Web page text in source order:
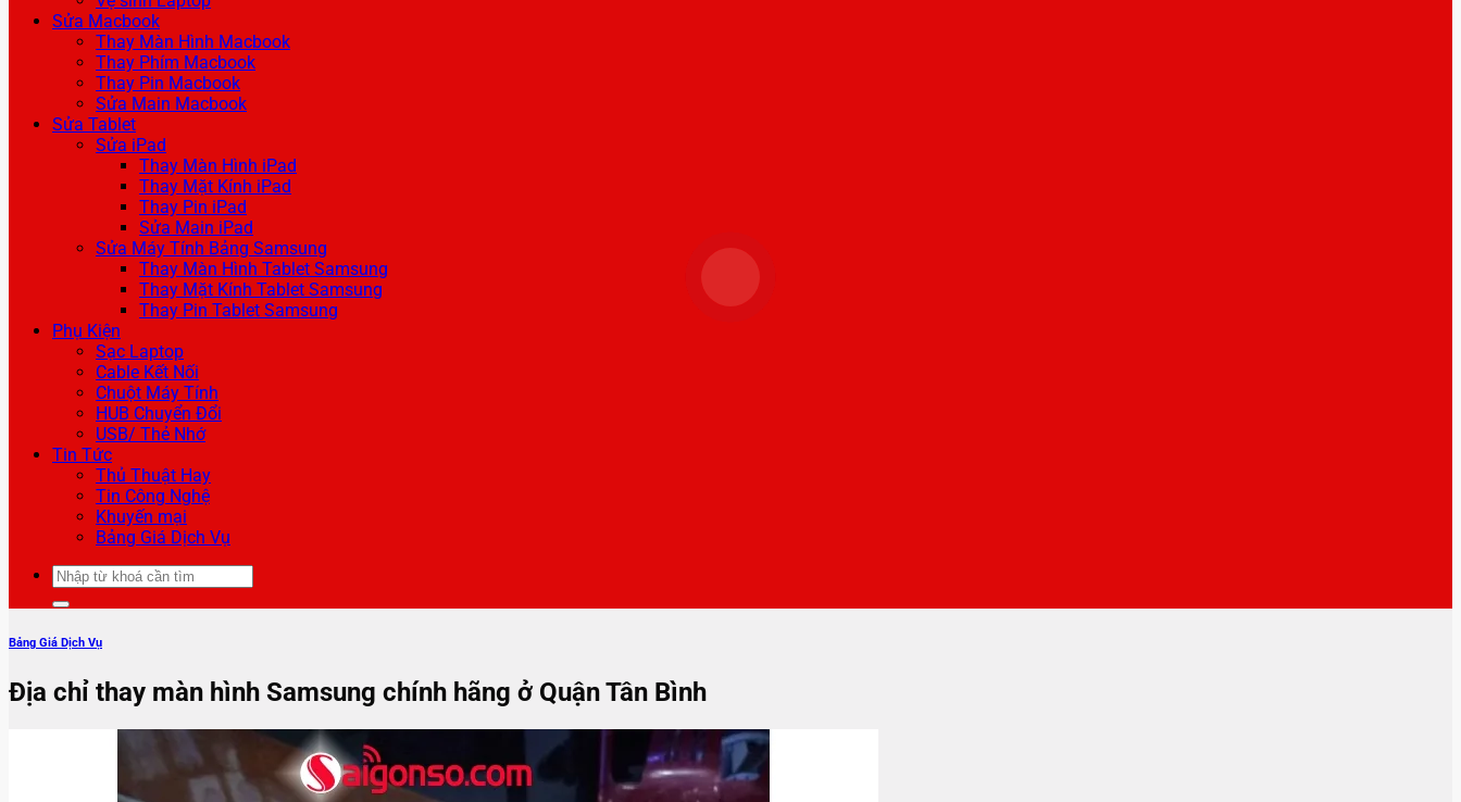
Sửa Macbook
Thay Màn Hình Macbook
Thay Phím Macbook
Thay Pin Macbook
Sửa Main Macbook
Sửa Tablet
Sửa iPad
Thay Màn Hình iPad
Thay Mặt Kính iPad
Thay Pin iPad
Sửa Main iPad
Sửa Máy Tính Bảng Samsung
Thay Màn Hình Tablet Samsung
Thay Mặt Kính Tablet Samsung
Thay Pin Tablet Samsung
Phụ Kiện
Sạc Laptop
Cable Kết Nối
Chuột Máy Tính
HUB Chuyển Đổi
USB/ Thẻ Nhớ
Tin Tức
Thủ Thuật Hay
Tin Công Nghệ
Khuyến mại
Bảng Giá Dịch Vụ
Tìm
kiếm:
Bảng Giá Dịch Vụ
Địa chỉ thay màn hình Samsung chính hãng ở Quận Tân Bình